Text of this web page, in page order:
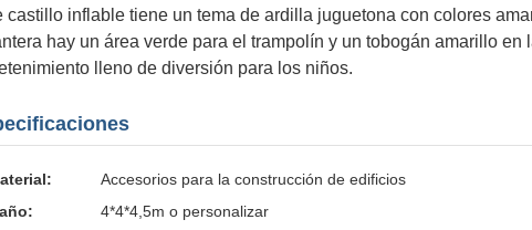
castillo inflable tiene un tema de ardilla juguetona con colores
hay un área verde para el trampolín y un tobogán amarillo en
lleno de diversión para los niños.
Accesorios para la construcción de edificios
4*4*4,5m o personalizar